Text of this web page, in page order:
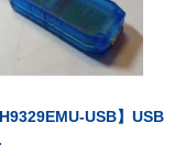
USB】USB